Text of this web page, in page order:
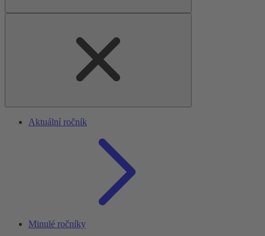
Aktuální ročník
Minulé ročníky